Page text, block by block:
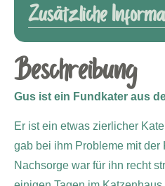
Zusätzliche
Beschreibung
Gus ist ein Fundkater aus
Er ist ein etwas zierlicher
gab bei ihm Probleme mit
Nachsorge war für ihn recht